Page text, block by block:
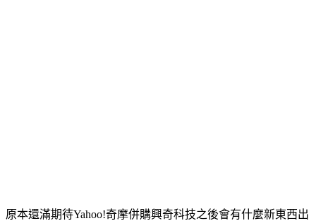
原本還滿期待Yahoo!奇摩併購興奇科技之後會有什麼新東西出